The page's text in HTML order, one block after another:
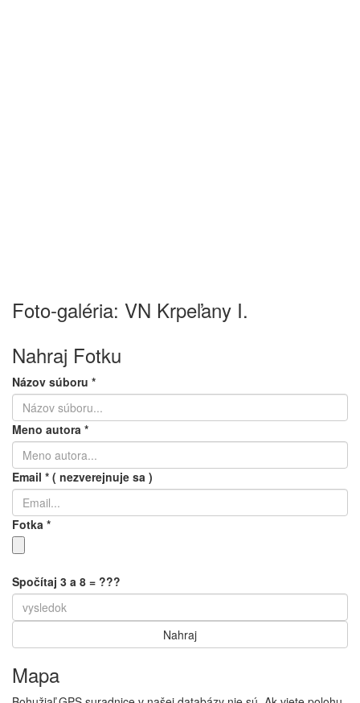
Foto-galéria: VN Krpeľany I.
Nahraj Fotku
Názov súboru *
Meno autora *
Email * ( nezverejnuje sa )
Fotka *
Spočítaj 3 a 8 = ???
Mapa